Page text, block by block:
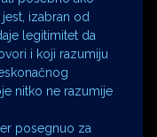
izabran od
legitimitet da
i koji razumiju
nitko ne razumije
posegnuo za